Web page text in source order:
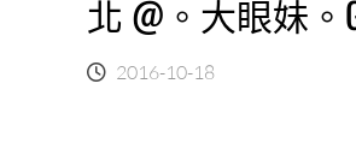
北 @。大眼妹。
2016-10-18